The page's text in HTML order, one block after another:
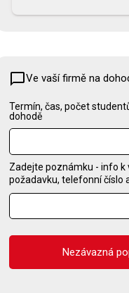
chat_bubble_outlineVe vaší firmě na
Termín, čas, počet
dohodě
Zadejte poznámku - info k
požadavku, telefonní číslo